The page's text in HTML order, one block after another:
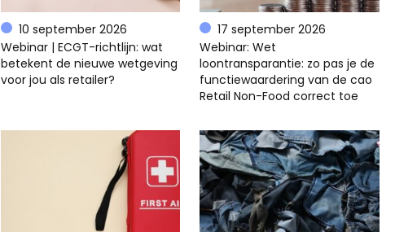
10 september 2026
Webinar | ECGT-richtlijn: wat
betekent de nieuwe wetgeving
voor jou als retailer?
17 september 2026
Webinar: Wet
loontransparantie: zo pas je de
functiewaardering van de cao
Retail Non-Food correct toe